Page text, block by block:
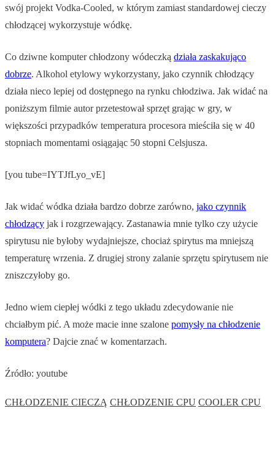
swój projekt Vodka-Cooled, w którym zamiast standardowej cieczy
chłodzącej wykorzystuje wódkę.
Co dziwne komputer chłodzony wódeczką działa zaskakująco
dobrze. Alkohol etylowy wykorzystany, jako czynnik chłodzący
działa nieco lepiej od dostępnego na rynku chłodziwa. Jak widać na
poniższym filmie autor przetestował sprzęt grając w gry, w
większości przypadków temperatura procesora mieściła się w 40
stopniach momentami osiągając 50 stopni Celsjusza.
[you tube=IYTJfLyo_vE]
Jak widać wódka działa bardzo dobrze zarówno, jako czynnik
chłodzący jak i rozgrzewający. Zastanawia mnie tylko czy użycie
spirytusu nie byłoby wydajniejsze, chociaż spirytus ma mniejszą
temperaturę wrzenia. Z drugiej strony zalanie sprzętu spirytusem nie
zniszczyłoby go.
Jedno wiem ciepłej wódki z tego układu zdecydowanie nie
chciałbym pić. A może macie inne szalone pomysły na chłodzenie
komputera? Dajcie znać w komentarzach.
Źródło: youtube
CHŁODZENIE CIECZĄ CHŁODZENIE CPU COOLER CPU